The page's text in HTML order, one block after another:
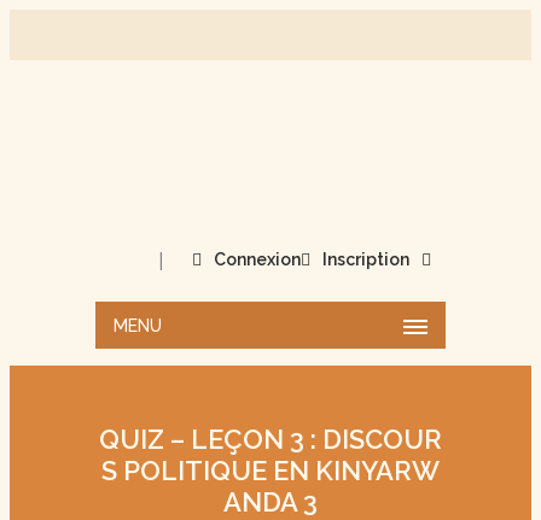
Connexion
| Inscription
MENU
QUIZ – LEÇON 3 : DISCOUR
S POLITIQUE EN KINYARW
ANDA 3